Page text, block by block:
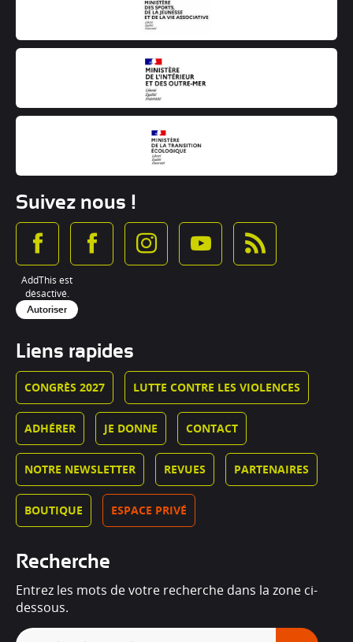
Suivez nous !
AddThis est
désactivé.
Autoriser
Liens rapides
CONGRÈS 2027 LUTTE CONTRE LES VIOLENCES
ADHÉRER JE DONNE CONTACT
NOTRE NEWSLETTER REVUES PARTENAIRES
BOUTIQUE ESPACE PRIVÉ
Recherche
Entrez les mots de votre recherche dans la zone ci-
dessous.